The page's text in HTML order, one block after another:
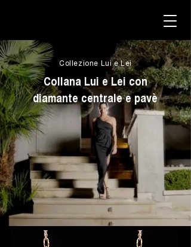
Collezione Lui e Lei
Collana Lui e Lei con
diamante centrale e pavè